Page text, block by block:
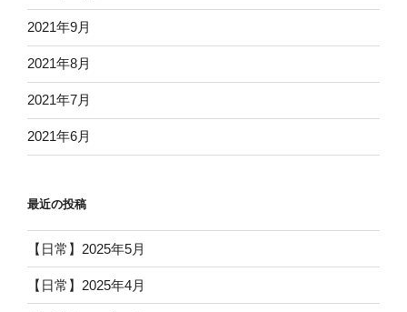
2021年9月
2021年8月
2021年7月
2021年6月
最近の投稿
【日常】2025年5月
【日常】2025年4月